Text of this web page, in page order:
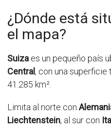
¿Dónde está
el mapa?
Suiza es un pequeño país
Central, con una
41.285 km².
Limita al norte con
Liechtenstein, al sur con